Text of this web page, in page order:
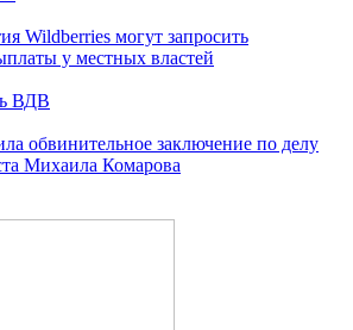
Wildberries могут запросить
у местных властей
ВДВ
обвинительное заключение по делу
Михаила Комарова